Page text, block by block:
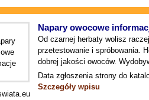
Napary owocowe
Od czarnej herbaty wolisz
przetestowanie i spróbowania.
dobrej jakości owoców.
Data zgłoszenia strony do
Szczegóły wpisu